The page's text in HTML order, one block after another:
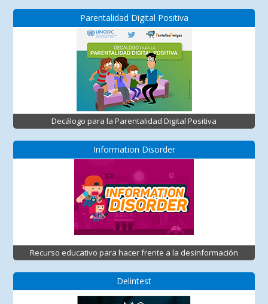
Parentalidad Digital Positiva
Decálogo para la Parentalidad Digital Positiva
Information Disorder
Recurso educativo para hacer frente a la desinformación
Delintest